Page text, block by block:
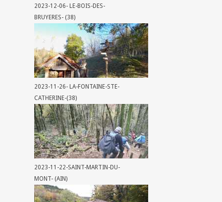
2023-12-06- LE-BOIS-DES-
BRUYERES- (38)
2023-11-26- LA-FONTAINE-STE-
CATHERINE-(38)
2023-11-22-SAINT-MARTIN-DU-
MONT- (AIN)